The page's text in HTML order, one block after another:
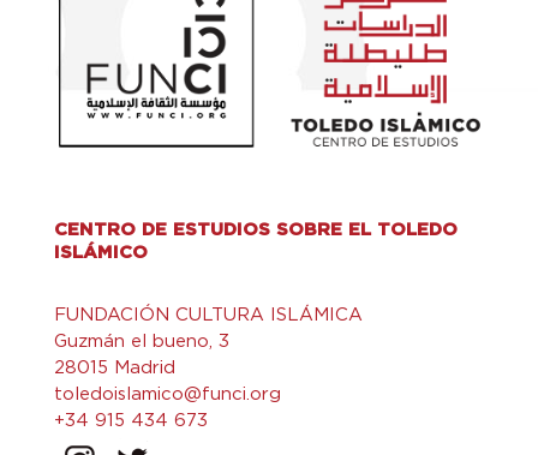
CENTRO DE ESTUDIOS SOBRE EL TOLEDO
ISLÁMICO
FUNDACIÓN CULTURA ISLÁMICA
Guzmán el bueno, 3
28015 Madrid
toledoislamico@funci.org
+34 915 434 673